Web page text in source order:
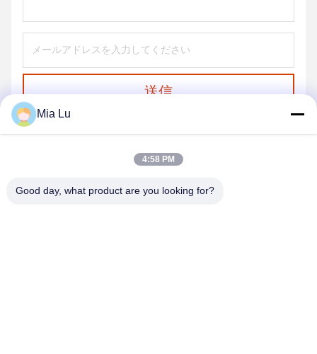
送信
Mia Lu
4:58 PM
Good day, what product are you looking for?